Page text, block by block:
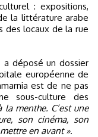
: expositions,
la littérature arabe
des locaux de la rue
a déposé un dossier
européenne de
est de ne pas
sous-culture des
menthe. C’est une
son cinéma, son
en avant ».